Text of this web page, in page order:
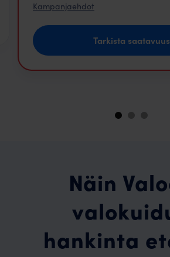
Kampanjaehdot
Tarkista saatavuus
Näin
hankinta